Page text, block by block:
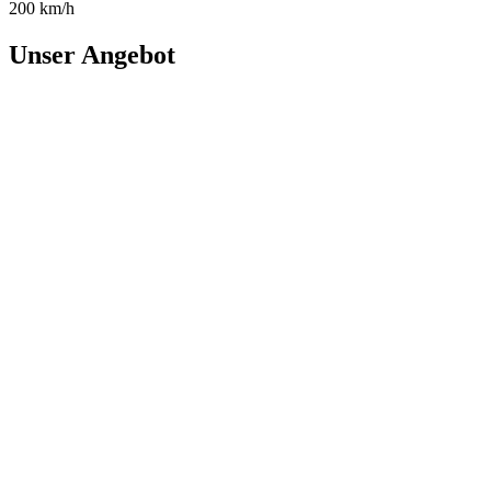
200 km/h
Unser Angebot